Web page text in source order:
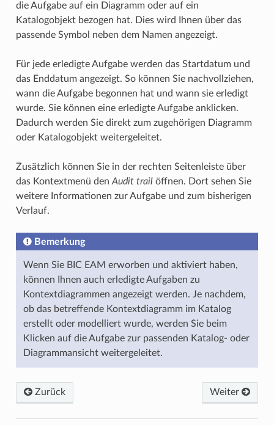
die Aufgabe auf ein Diagramm oder auf ein
Katalogobjekt bezogen hat. Dies wird Ihnen über das
passende Symbol neben dem Namen angezeigt.
Für jede erledigte Aufgabe werden das Startdatum und
das Enddatum angezeigt. So können Sie nachvollziehen,
wann die Aufgabe begonnen hat und wann sie erledigt
wurde. Sie können eine erledigte Aufgabe anklicken.
Dadurch werden Sie direkt zum zugehörigen Diagramm
oder Katalogobjekt weitergeleitet.
Zusätzlich können Sie in der rechten Seitenleiste über
das Kontextmenü denAudit trailöffnen. Dort sehen Sie
weitere Informationen zur Aufgabe und zum bisherigen
Verlauf.
Bemerkung
Wenn Sie BIC EAM erworben und aktiviert haben,
können Ihnen auch erledigte Aufgaben zu
Kontextdiagrammen angezeigt werden. Je nachdem,
ob das betreffende Kontextdiagramm im Katalog
erstellt oder modelliert wurde, werden Sie beim
Klicken auf die Aufgabe zur passenden Katalog- oder
Diagrammansicht weitergeleitet.
Zurück Weiter